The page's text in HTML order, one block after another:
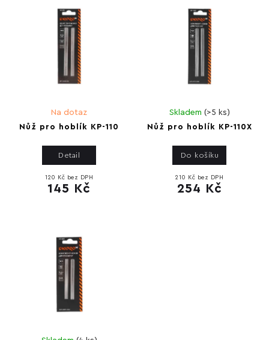
Nůž pro hoblík KP-110
Na dotaz
120 Kč bez DPH
145 Kč
Detail
Nůž pro hoblík KP-110X
Skladem (>5 ks)
210 Kč bez DPH
254 Kč
Do košíku